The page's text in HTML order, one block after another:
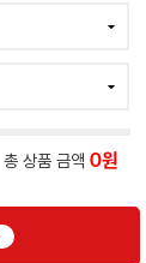
총 상품 금액 0